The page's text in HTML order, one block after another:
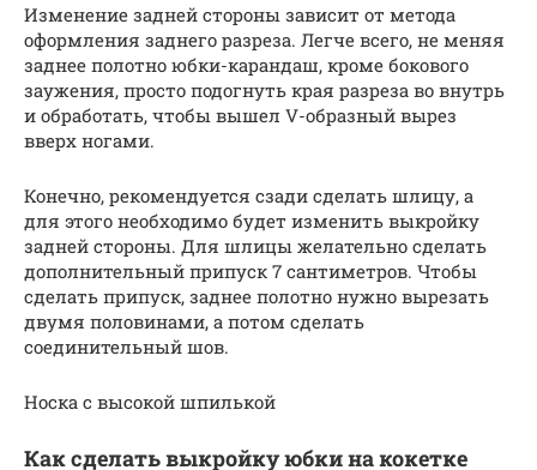
Изменение задней стороны зависит от метода
оформления заднего разреза. Легче всего, не меняя
заднее полотно юбки-карандаш, кроме бокового
заужения, просто подогнуть края разреза во внутрь
и обработать, чтобы вышел V-образный вырез
вверх ногами.
Конечно, рекомендуется сзади сделать шлицу, а
для этого необходимо будет изменить выкройку
задней стороны. Для шлицы желательно сделать
дополнительный припуск 7 сантиметров. Чтобы
сделать припуск, заднее полотно нужно вырезать
двумя половинами, а потом сделать
соединительный шов.
Носка с высокой шпилькой
Как сделать выкройку юбки на кокетке